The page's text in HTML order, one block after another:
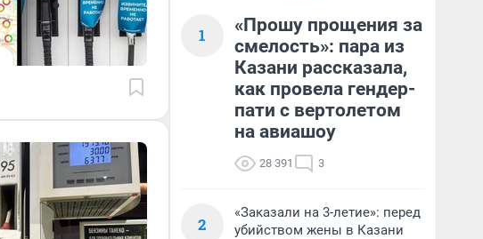
1
«Прошу прощения за
смелость»: пара из
Казани рассказала,
как провела гендер-
пати с вертолетом
на авиашоу
28 391 3
2
«Заказали на 3-летие»: перед
убийством жены в Казани